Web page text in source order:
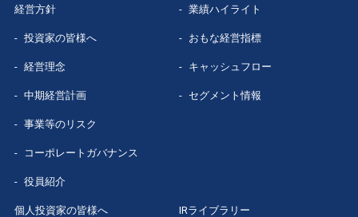
経営方針
投資家の皆様へ
経営理念
中期経営計画
事業等のリスク
コーポレートガバナンス
役員紹介
業績ハイライト
おもな経営指標
キャッシュフロー
セグメント情報
個人投資家の皆様へ IRライブラリー